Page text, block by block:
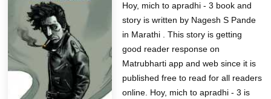
Hoy, mich to apradhi - 3 book and
story is written by Nagesh S Pande
in Marathi . This story is getting
good reader response on
Matrubharti app and web since it is
published free to read for all readers
online. Hoy, mich to apradhi - 3 is